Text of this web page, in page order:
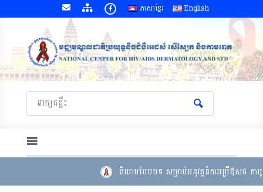
ភាសាខ្មែរ English
និយាមបែបបទ សម្រាប់អនុវត្តន៍ការប្រើឳសថ កា